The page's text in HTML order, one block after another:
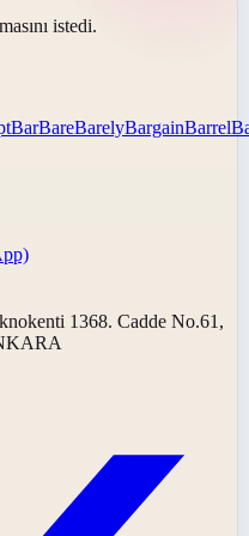
istedi.
BarBareBarelyBargainBarrel
1368. Cadde No.61,